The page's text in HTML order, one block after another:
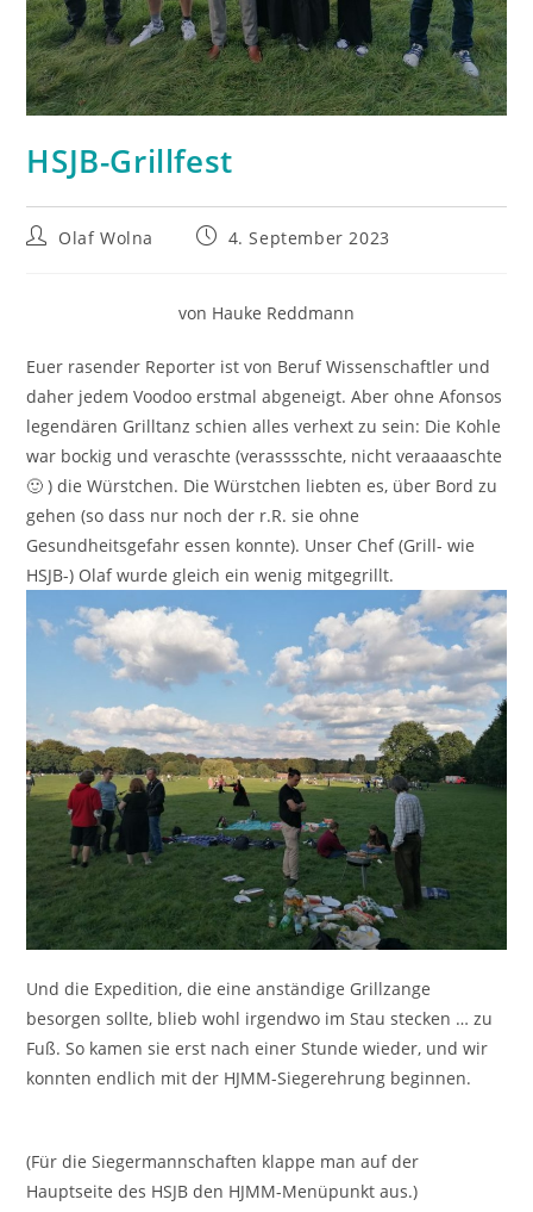
HSJB-Grillfest
Beitrags-
Olaf Wolna
Beitrag4. September 2023
von Hauke Reddmann
Euer rasender Reporter ist von Beruf Wissenschaftler und
daher jedem Voodoo erstmal abgeneigt. Aber ohne Afonsos
legendären Grilltanz schien alles verhext zu sein: Die Kohle
war bockig und veraschte (verasssschte, nicht veraaaaschte
🙂 ) die Würstchen. Die Würstchen liebten es, über Bord zu
gehen (so dass nur noch der r.R. sie ohne
Gesundheitsgefahr essen konnte). Unser Chef (Grill- wie
HSJB-) Olaf wurde gleich ein wenig mitgegrillt.
Und die Expedition, die eine anständige Grillzange
besorgen sollte, blieb wohl irgendwo im Stau stecken … zu
Fuß. So kamen sie erst nach einer Stunde wieder, und wir
konnten endlich mit der HJMM-Siegerehrung beginnen.
(Für die Siegermannschaften klappe man auf der
Hauptseite des HSJB den HJMM-Menüpunkt aus.)